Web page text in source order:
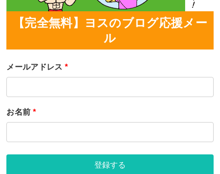
【完全無料】ヨスのブログ応援メー
ル
メールアドレス *
お名前 *
登録する